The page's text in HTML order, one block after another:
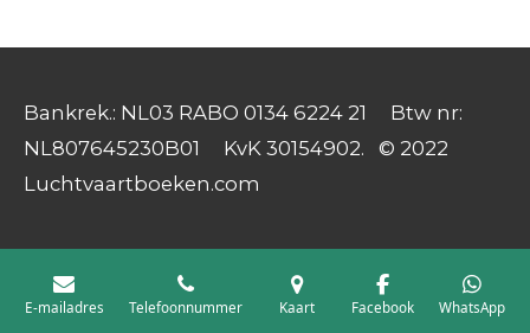
Bankrek.: NL03 RABO 0134 6224 21 Btw nr:
NL807645230B01 KvK 30154902. © 2022
Luchtvaartboeken.com
E-mailadres Telefoonnummer Kaart Facebook WhatsApp